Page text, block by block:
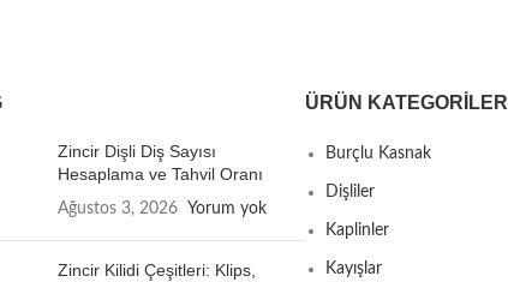
Zincir Dişli Diş Sayısı
Hesaplama ve Tahvil Oranı
Ağustos 3, 2026 Yorum yok
Zincir Kilidi Çeşitleri: Klips,
ÜRÜN KATEGORILERI
Burçlu Kasnak
Dişliler
Kaplinler
Kayışlar